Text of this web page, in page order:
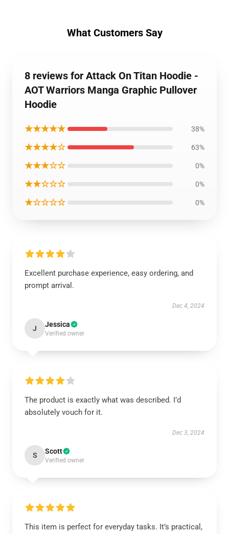
What Customers Say
8 reviews for Attack On Titan Hoodie -
AOT Warriors Manga Graphic Pullover
Hoodie
★★★★★ 38%
★★★★☆ 63%
★★★☆☆ 0%
★★☆☆☆ 0%
★☆☆☆☆ 0%
Excellent purchase experience, easy ordering, and
prompt arrival.
Dec 4, 2024
J Jessica
Verified owner
The product is exactly what was described. I’d
absolutely vouch for it.
Dec 3, 2024
S Scott
Verified owner
This item is perfect for everyday tasks. It’s practical,